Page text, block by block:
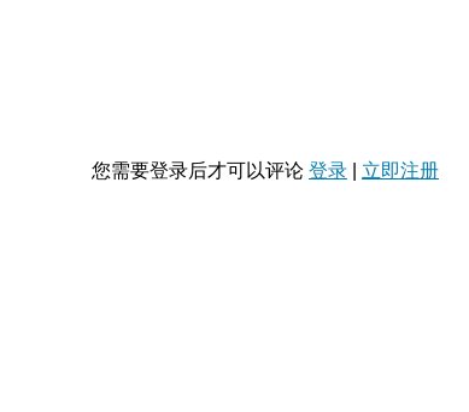
您需要登录后才可以评论 登录 立即注册